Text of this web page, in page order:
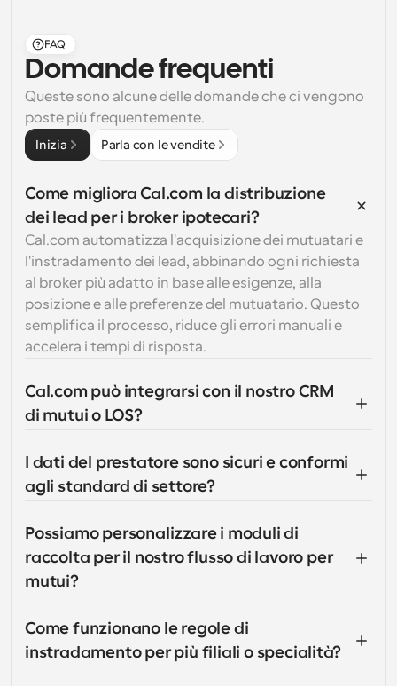
FAQ
Domande frequenti
Queste sono alcune delle domande che ci vengono
poste più frequentemente.
Inizia Parla con le vendite
Come migliora Cal.com la distribuzione
dei lead per i broker ipotecari?
Cal.com automatizza l'acquisizione dei mutuatari e
l'instradamento dei lead, abbinando ogni richiesta
al broker più adatto in base alle esigenze, alla
posizione e alle preferenze del mutuatario. Questo
semplifica il processo, riduce gli errori manuali e
accelera i tempi di risposta.
Cal.com può integrarsi con il nostro CRM
di mutui o LOS?
I dati del prestatore sono sicuri e conformi
agli standard di settore?
Possiamo personalizzare i moduli di
raccolta per il nostro flusso di lavoro per
mutui?
Come funzionano le regole di
instradamento per più filiali o specialità?